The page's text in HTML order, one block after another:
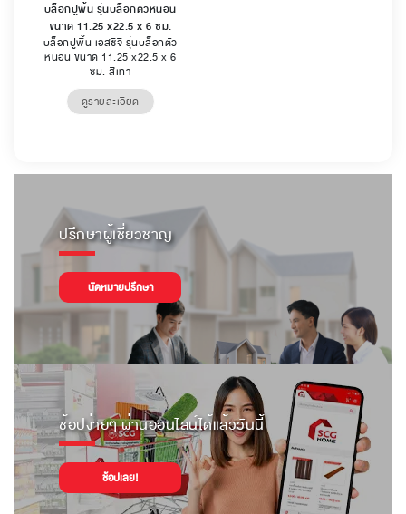
บล็อกปูพื้น รุ่นบล็อกตัวหนอน
ขนาด 11.25 x22.5 x 6 ซม.
บล็อกปูพื้น เอสซีจี รุ่นบล็อกตัว
หนอน ขนาด 11.25 x22.5 x 6
ซม. สีเทา
ดูรายละเอียด
ปรึกษาผู้เชี่ยวชาญ
นัดหมายปรึกษา
ช้อปง่ายๆ ผ่านออนไลน์ได้แล้ววันนี้
ช้อปเลย!